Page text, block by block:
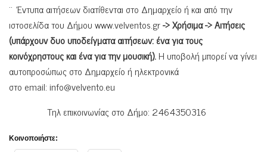
¨ Έντυπα αιτήσεων διατίθενται στο Δημαρχείο ή και από την
ιστοσελίδα του Δήμου www.velventos.gr-> Χρήσιμα -> Αιτήσεις
(υπάρχουν δυο υποδείγματα αιτήσεων: ένα για τους
κοινόχρηστους και ένα για την μουσική).Η υποβολή μπορεί να γίνει
αυτοπροσώπως στο Δημαρχείο ή ηλεκτρονικά
στο email: info@velvento.eu
Τηλ επικοινωνίας στο Δήμο: 2464350316
Κοινοποιήστε: